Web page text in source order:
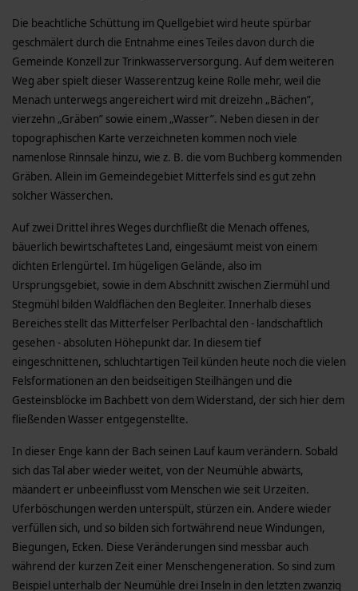
Die beachtliche Schüttung im Quellgebiet wird heute spürbar
geschmälert durch die Entnahme eines Teiles davon durch die
Gemeinde Konzell zur Trinkwasserversorgung. Auf dem weiteren
Weg aber spielt dieser Wasserentzug keine Rolle mehr, weil die
Menach unterwegs angereichert wird mit dreizehn „Bächen”,
vierzehn „Gräben” sowie einem „Wasser”. Neben diesen in der
topographischen Karte verzeichneten kommen noch viele
namenlose Rinnsale hinzu, wie z. B. die vom Buchberg kommenden
Gräben. Allein im Gemeindegebiet Mitterfels sind es gut zehn
solcher Wässerchen.
Auf zwei Drittel ihres Weges durchfließt die Menach offenes,
bäuerlich bewirtschaftetes Land, eingesäumt meist von einem
dichten Erlengürtel. Im hügeligen Gelände, also im
Ursprungsgebiet, sowie in dem Abschnitt zwischen Ziermühl und
Stegmühl bilden Waldflächen den Begleiter. Innerhalb dieses
Bereiches stellt das Mitterfelser Perlbachtal den - landschaftlich
gesehen - absoluten Höhepunkt dar. In diesem tief
eingeschnittenen, schluchtartigen Teil künden heute noch die vielen
Felsformationen an den beidseitigen Steilhängen und die
Gesteinsblöcke im Bachbett von dem Widerstand, der sich hier dem
fließenden Wasser entgegenstellte.
In dieser Enge kann der Bach seinen Lauf kaum verändern. Sobald
sich das Tal aber wieder weitet, von der Neumühle abwärts,
mäandert er unbeeinflusst vom Menschen wie seit Urzeiten.
Uferböschungen werden unterspült, stürzen ein. Andere wieder
verfüllen sich, und so bilden sich fortwährend neue Windungen,
Biegungen, Ecken. Diese Veränderungen sind messbar auch
während der kurzen Zeit einer Menschengeneration. So sind zum
Beispiel unterhalb der Neumühle drei Inseln in den letzten zwanzig